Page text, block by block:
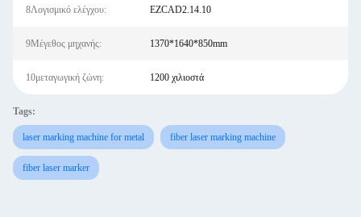
8Λογισμικό ελέγχου: EZCAD2.14.10
9Μέγεθος μηχανής: 1370*1640*850mm
10μεταγωγική ζώνη: 1200 χιλιοστά
Tags:
laser marking machine for metal fiber laser marking machine
fiber laser marker